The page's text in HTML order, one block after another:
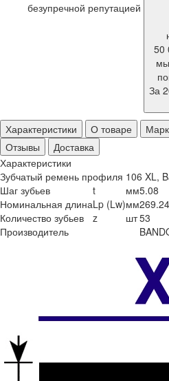
безупречной репутацией
50
За
Характеристики
О товаре
Отзывы
Доставка
Характеристики
Зубчатый ремень профиля 106 XL,
Шаг зубьев
t мм5.08
Номинальная длинаLp (Lw)мм269.24
Количество зубьев
z шт53
Производитель